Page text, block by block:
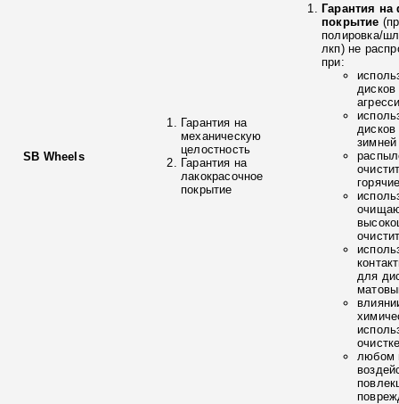
SB Wheels
Гарантия на
механическую
целостность
Гарантия на
лакокрасочное
покрытие
Гарантия
покрытие
полировка/
лкп) не
при:
зимней
для
любом